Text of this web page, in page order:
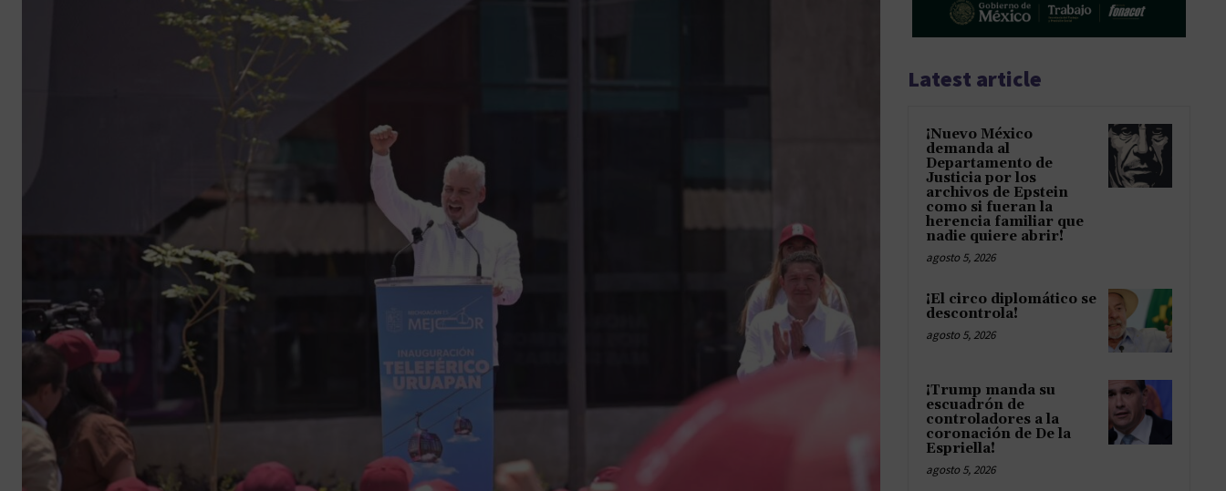
Latest article
¡Nuevo México
demanda al
Departamento de
Justicia por los
archivos de Epstein
como si fueran la
herencia familiar que
nadie quiere abrir!
agosto 5, 2026
¡El circo diplomático se
descontrola!
agosto 5, 2026
¡Trump manda su
escuadrón de
controladores a la
coronación de De la
Espriella!
agosto 5, 2026